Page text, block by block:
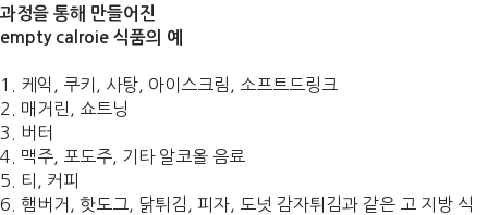
과정을 통해 만들어진
empty calroie 식품의 예
1. 케익, 쿠키, 사탕, 아이스크림, 소프트드링크
2. 매거린, 쇼트닝
3. 버터
4. 맥주, 포도주, 기타 알코올 음료
5. 티, 커피
6. 햄버거, 핫도그, 닭튀김, 피자, 도넛 감자튀김과 같은 고 지방 식